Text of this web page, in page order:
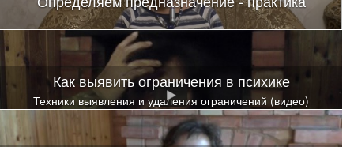
Как выявить ограничения в психике
Техники выявления и удаления ограничений (видео)